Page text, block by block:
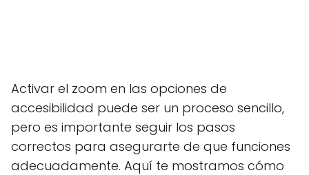
Activar el zoom en las opciones de
accesibilidad puede ser un proceso sencillo,
pero es importante seguir los pasos
correctos para asegurarte de que funciones
adecuadamente. Aquí te mostramos cómo